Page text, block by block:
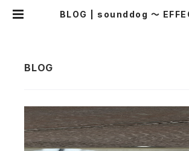
BLOG | sounddog ～ EFFECT S